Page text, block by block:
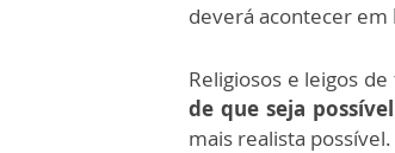
deverá acontecer em
Religiosos e leigos
de que seja
mais realista possível.